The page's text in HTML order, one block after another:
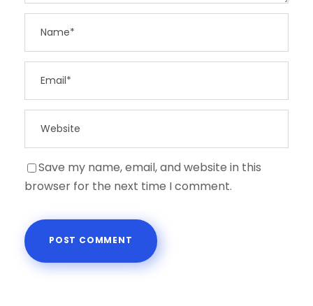
Save my name, email, and website in this
browser for the next time I comment.